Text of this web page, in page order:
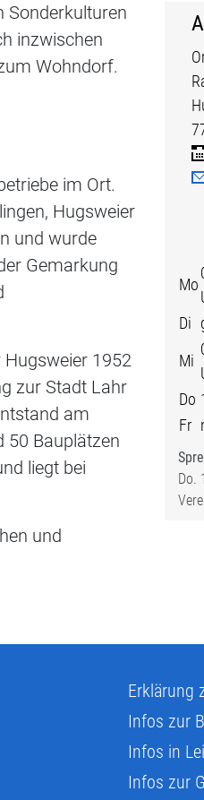
Sonderkulturen
inzwischen
Wohndorf.
im Ort.
Hugsweier
und wurde
Gemarkung
1952
zur Stadt Lahr
am
50 Bauplätzen
liegt bei
und
Mo
Di
Mi
Do
Fr
Do.
Erklärung
Infos zur
Infos in
Infos zur